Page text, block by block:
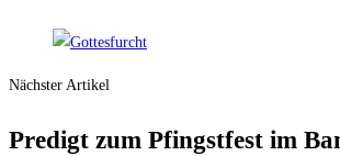
Nächster Artikel
Pre­digt zum Pfingst­fest im